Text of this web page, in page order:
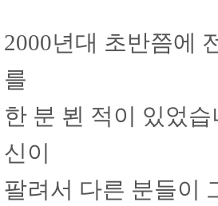
2000년대 초반쯤에
를
한 분 뵌 적이 있었
신이
팔려서 다른 분들이